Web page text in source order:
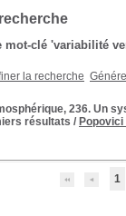
mot-clé 'variabilité
la recherche
236. Un
résultats / Popovici
1